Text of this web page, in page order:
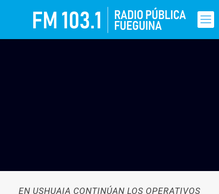
EN USHUAIA CONTINÚAN LOS OPERATIVOS